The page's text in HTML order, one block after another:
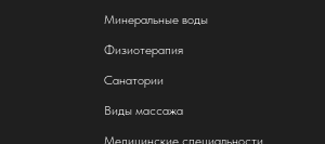
Минеральные воды
Физиотерапия
Санатории
Виды массажа
Медицинские специальности